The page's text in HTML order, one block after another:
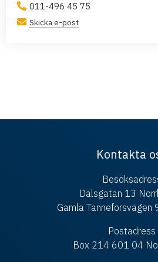
011-496 45 75
Skicka e-post
Kontakta
Dalsgatan 13
Gamla Tanneforsvägen
Postadress
Box 214 601 04